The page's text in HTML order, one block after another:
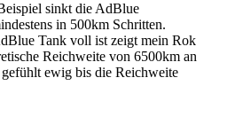
sinkt die AdBlue
in 500km Schritten.
Tank voll ist zeigt mein Rok
Reichweite von 6500km an
gefühlt ewig bis die Reichweite